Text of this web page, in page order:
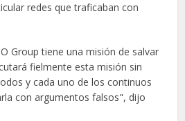
redes que traficaban con
Group tiene una misión de salvar
fielmente esta misión sin
y cada uno de los continuos
con argumentos falsos", dijo